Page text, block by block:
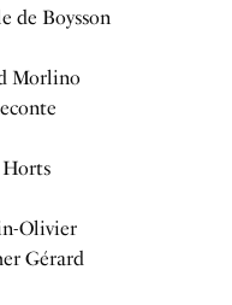
de Boysson
Morlino
Horts
Olivier
Gérard